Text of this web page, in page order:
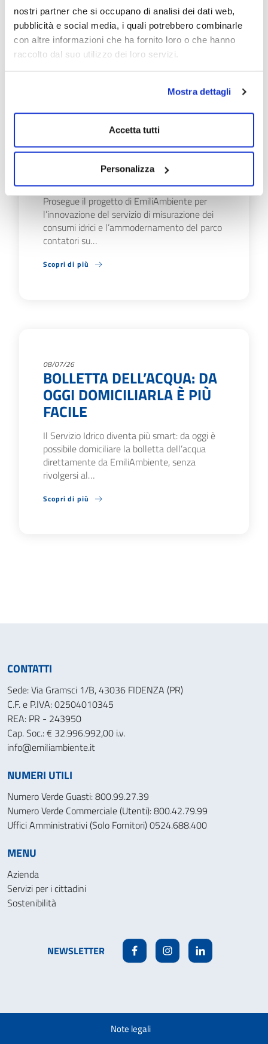
nostri partner che si occupano di analisi dei dati web,
pubblicità e social media, i quali potrebbero combinarle
con altre informazioni che ha fornito loro o che hanno
raccolto dal suo utilizzo dei loro servizi.
Mostra dettagli
Accetta tutti
Personalizza
Scopri di più
08/07/26
PROGETTO "SMART
METER": VIA AI
SOPRALLUOGHI A SISSA
TRECASALI
Prosegue il progetto di EmiliAmbiente per
l’innovazione del servizio di misurazione dei
consumi idrici e l’ammodernamento del parco
contatori su…
Scopri di più
08/07/26
BOLLETTA DELL’ACQUA: DA
OGGI DOMICILIARLA È PIÙ
FACILE
Il Servizio Idrico diventa più smart: da oggi è
possibile domiciliare la bolletta dell’acqua
direttamente da EmiliAmbiente, senza
rivolgersi al…
Scopri di più
CONTATTI
Sede: Via Gramsci 1/B, 43036 FIDENZA (PR)
C.F. e P.IVA: 02504010345
REA: PR - 243950
Cap. Soc.: € 32.996.992,00 i.v.
info@emiliambiente.it
NUMERI UTILI
Numero Verde Guasti: 800.99.27.39
Numero Verde Commerciale (Utenti): 800.42.79.99
Uffici Amministrativi (Solo Fornitori) 0524.688.400
MENU
Azienda
Servizi per i cittadini
Sostenibilità
NEWSLETTER FacebookInstagramLinkedin
Note legali